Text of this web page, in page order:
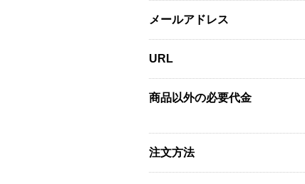
メールアドレス
URL
商品以外の必要代金
注文方法